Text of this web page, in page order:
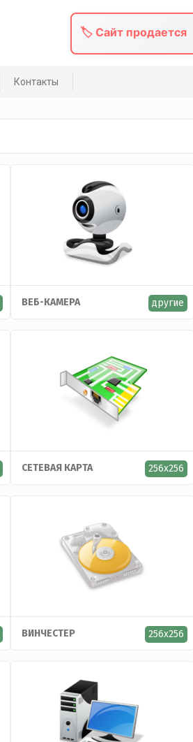
🏷️ Сайт продается
Контакты
ВЕБ-КАМЕРА другие
СЕТЕВАЯ КАРТА 256x256
ВИНЧЕСТЕР 256x256